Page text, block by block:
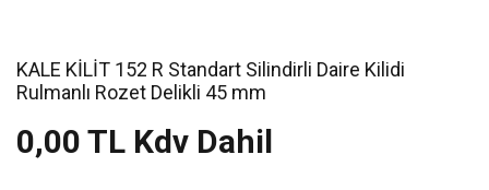
KALE KİLİT 152 R Standart Silindirli Daire Kilidi
Rulmanlı Rozet Delikli 45 mm
0,00 TL Kdv Dahil